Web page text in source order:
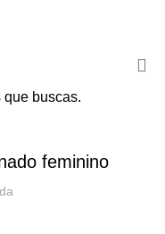
feminino
que buscas.